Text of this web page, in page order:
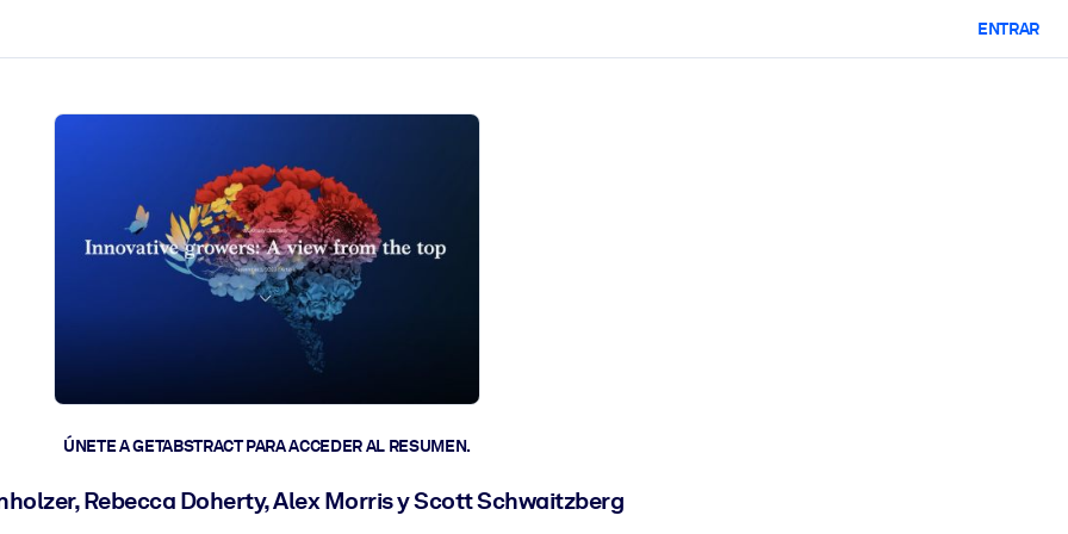
ENTRAR
ÚNETE A GETABSTRACT PARA ACCEDER AL RESUMEN.
Rebecca Doherty, Alex Morris y Scott Schwaitzberg